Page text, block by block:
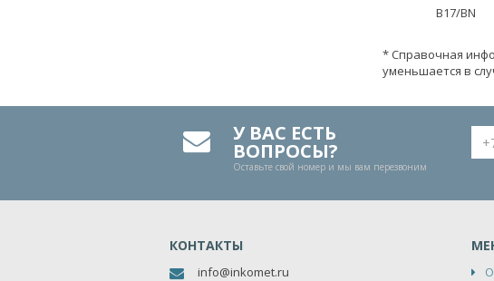
B17/BN
* Справочная
уменьшается в
У ВАС ЕСТЬ
ВОПРОСЫ?
Оставьте свой номер и мы вам перезвоним
КОНТАКТЫ
info@inkomet.ru